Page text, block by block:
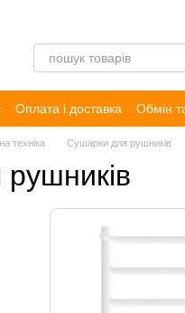
Оплата і доставка Обмін
публічної оферти
Блог
техніка Сушарки для рушників